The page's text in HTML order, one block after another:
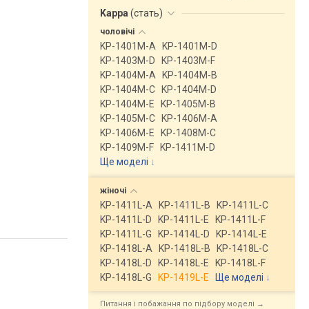
Kappa (стать)
чоловічі
KP-1401M-A
KP-1401M-D
KP-1403M-D
KP-1403M-F
KP-1404M-A
KP-1404M-B
KP-1404M-C
KP-1404M-D
KP-1404M-E
KP-1405M-B
KP-1405M-C
KP-1406M-A
KP-1406M-E
KP-1408M-C
KP-1409M-F
KP-1411M-D
Ще моделі ↓
жіночі
KP-1411L-A KP-1411L-B
KP-1411L-C
KP-1411L-D
KP-1411L-E
KP-1411L-F
KP-1411L-G
KP-1414L-D
KP-1414L-E
KP-1418L-A
KP-1418L-B
KP-1418L-C
KP-1418L-D
KP-1418L-E
KP-1418L-F
KP-1418L-G
KP-1419L-E Ще моделі ↓
Питання і побажання по підбору моделі →